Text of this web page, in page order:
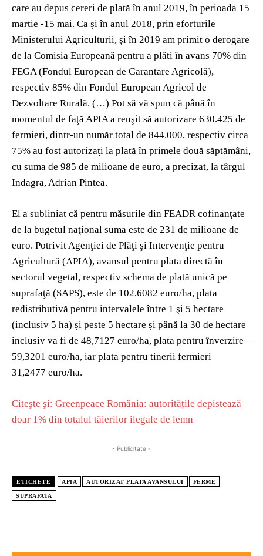
care au depus cereri de plată în anul 2019, în perioada 15
martie -15 mai. Ca şi în anul 2018, prin eforturile
Ministerului Agriculturii, şi în 2019 am primit o derogare
de la Comisia Europeană pentru a plăti în avans 70% din
FEGA (Fondul European de Garantare Agricolă),
respectiv 85% din Fondul European Agricol de
Dezvoltare Rurală. (…) Pot să vă spun că până în
momentul de faţă APIA a reuşit să autorizare 630.425 de
fermieri, dintr-un număr total de 844.000, respectiv circa
75% au fost autorizaţi la plată în primele două săptămâni,
cu suma de 985 de milioane de euro, a precizat, la târgul
Indagra, Adrian Pintea.
El a subliniat că pentru măsurile din FEADR cofinanţate
de la bugetul naţional suma este de 231 de milioane de
euro. Potrivit Agenţiei de Plăţi şi Intervenţie pentru
Agricultură (APIA), avansul pentru plata directă în
sectorul vegetal, respectiv schema de plată unică pe
suprafaţă (SAPS), este de 102,6082 euro/ha, plata
redistributivă pentru intervalele între 1 şi 5 hectare
(inclusiv 5 ha) şi peste 5 hectare şi până la 30 de hectare
inclusiv va fi de 48,7127 euro/ha, plata pentru înverzire –
59,3201 euro/ha, iar plata pentru tinerii fermieri –
31,2477 euro/ha.
Citeşte şi: Greenpeace România: autoritățile depistează
doar 1% din totalul tăierilor ilegale de lemn
- Publicitate -
ETICHETE APIA AUTORIZAT PLATA AVANSULUI FERME
SUPRAFATA